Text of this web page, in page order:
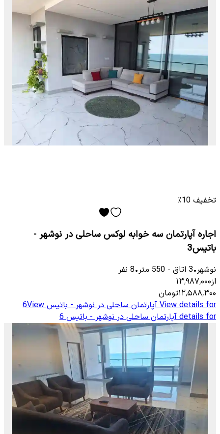
تخفیف 10٪
اجاره آپارتمان سه خوابه لوکس ساحلی در نوشهر -
باتیس3
نوشهر•
3 اتاق -
550 متر•
8 نفر
از۱۳٬۹۸۷٬۰۰۰
۱۲٬۵۸۸٬۳۰۰تومان
View details for آپارتمان ساحلی در نوشهر - باتیس 6View
details for آپارتمان ساحلی در نوشهر - باتیس 6